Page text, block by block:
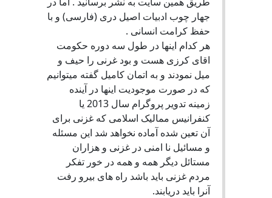
جهار چوب ادبیات اصیل دری (فارسی) و با
حفظ کرامت انسانی .
هر کدام اینها در طول سه دوره حکومت
اقای کرزی هست و بود غرنی را حیف و
میل نمودند و به اتمان کامیل گفته میتوانیم
که در صورت موجودیت اینها در آینده
زمینه تدویر پروگرام سال 2013 یا
کنفرانیس ممالیک اسلامی که غزنی برای
آن تعین شده آماده نخواهد شد این مسئله
و مسائیل نا امنی در غزنی و هزاران
مستائل دیگر همه و همه در خور تفکر
مردم غزنی باید باشد راه های بیرو رفت
آنرا باید دریابند.